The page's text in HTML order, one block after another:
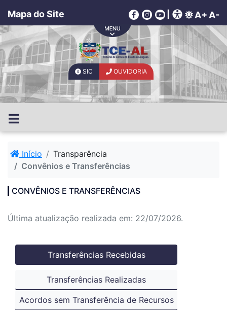
Mapa do Site A+ A-
SIC OUVIDORIA
Início
Transparência
Convênios e Transferências
CONVÊNIOS E TRANSFERÊNCIAS
Última atualização realizada em: 22/07/2026.
Transferências Recebidas
Transferências Realizadas
Acordos sem Transferência de Recursos